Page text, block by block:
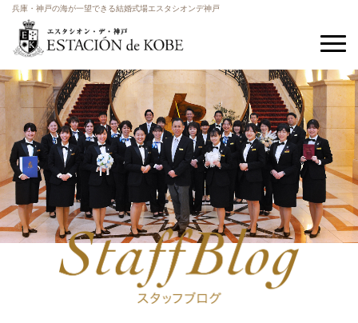
兵庫・神戸の海が一望できる結婚式場エスタシオンデ神戸